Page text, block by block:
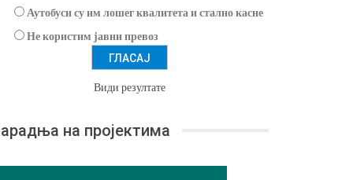
Аутобуси су им лошег квалитета и стално касне
Не користим јавни превоз
Види резултате
на пројектима